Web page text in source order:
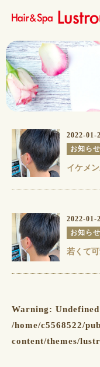
2022-01-
お知らせ
イケメ
2022-01-
お知らせ
若くて
Warning:
/home/c5568522/
content/themes/